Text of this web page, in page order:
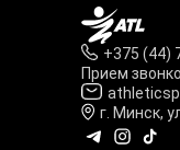
+375 (44)
Прием
г. Минск,